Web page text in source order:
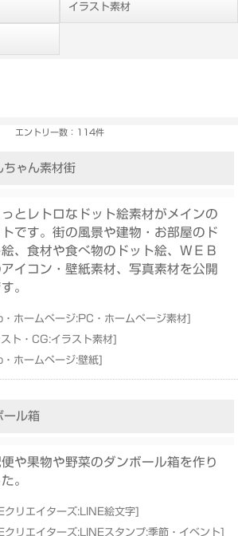
イラスト素材
エントリー数：114件
ちゃん素材街
とレトロなドット絵素材がメインの
です。街の風景や建物・お部屋のド
絵、食材や食べ物のドット絵、ＷＥＢ
イコン・壁紙素材、写真素材を公開
。
ホームページ:PC・ホームページ素材]
ト・CG:イラスト素材]
ホームページ:壁紙]
ール箱
や果物や野菜のダンボール箱を作り
。
クリエイターズ:LINE絵文字]
クリエイターズ:LINEスタンプ:季節・イベント]